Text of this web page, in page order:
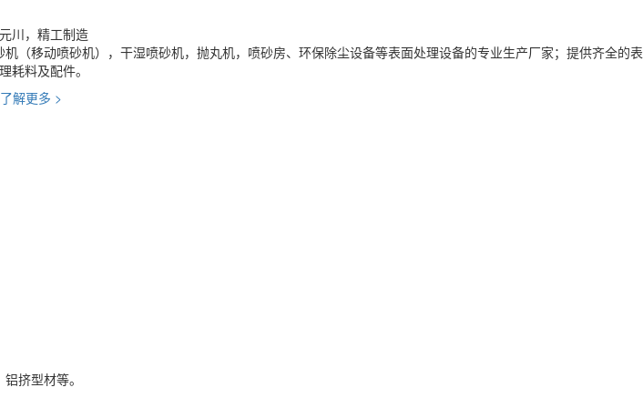
川，精工制造
（移动喷砂机），干湿喷砂机，抛丸机，喷砂房、环保除尘设备等表面处理设备的专业生产厂家；提供齐全的表
耗料及配件。
了解更多 >
挤型材等。